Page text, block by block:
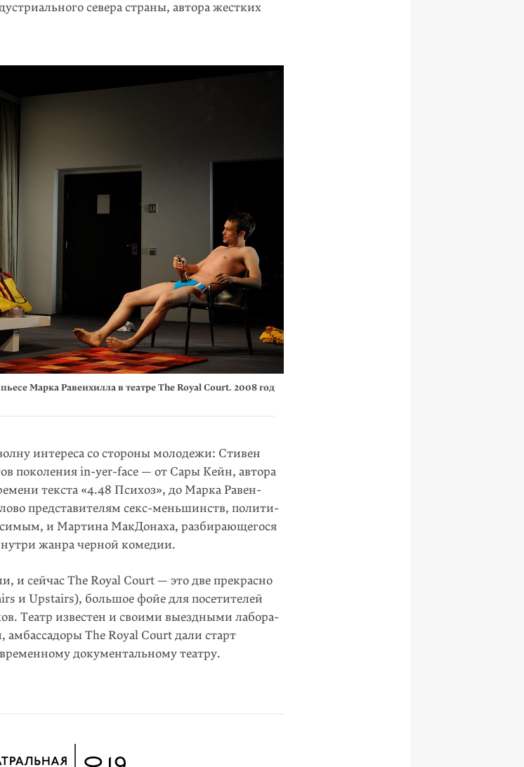
севера страны, автора жестких
Марка Равенхилла в театре The Royal Court. 2008 год
интереса со стороны молодежи: Стивен
поколения in-yer-face — от Сары Кейн, автора
текста «4.48 Психоз», до Марка Равен­
представителям секс-меньшинств, полити­
и Мартина МакДонаха, разбирающегося
жанра черной комедии.
и сейчас The Royal Court — это две прекрасно
и Upstairs), большое фойе для посетителей
Театр известен и своими выездными лабора­
The Royal Court дали старт
документальному театру.